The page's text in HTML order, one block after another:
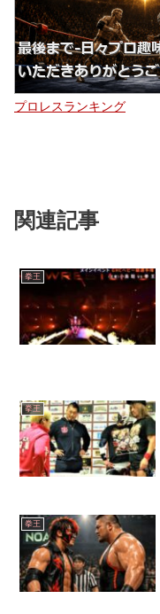
プロレスランキング
関連記事
拳王
拳王
拳王